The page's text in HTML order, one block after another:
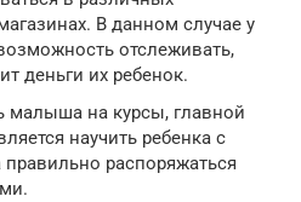
В данном случае у
отслеживать,
деньги их ребенок.
малыша на курсы, главной
научить ребенка с
правильно распоряжаться